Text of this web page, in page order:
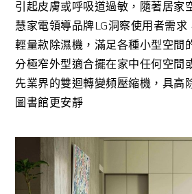
引起皮膚或呼吸道過敏，隨著居家
慧家電領導品牌LG洞察使用者需求
輕量款除濕機，滿足各種小型空間
分極窄外型適合擺在家中任何空間
先業界的雙迴轉變頻壓縮機，具高
圖書館更安靜